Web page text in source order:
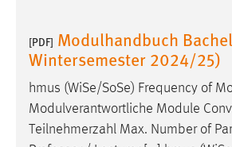
[PDF] Modulhandbuch
Wintersemester 2024/25)
hmus (WiSe/SoSe) Frequency of
Modulverantwortliche Module
Teilnehmerzahl Max. Number of
Name:
MibewSessionID,
mibew_locale,
5e9dbeb1811c0446
Zweck:
Wird benötigt um
nutzen zu können.